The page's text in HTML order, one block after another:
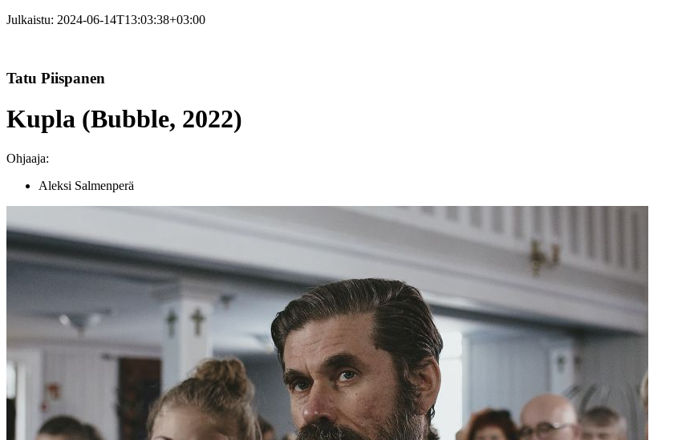
Julkaistu: 2024-06-14T13:03:38+03:00
Tatu Piispanen
Kupla (Bubble, 2022)
Ohjaaja:
Aleksi Salmenperä